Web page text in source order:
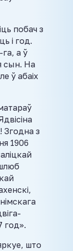
побач з
і год.
га, а ў
сын. На
ў абаіх
Згодна з
1906
год».
што